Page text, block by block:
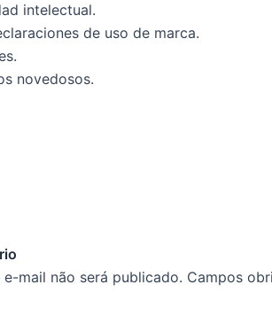
intelectual.
de uso de marca.
novedosos.
mail não será publicado. Campos